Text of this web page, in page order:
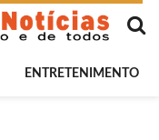
ENTRETENIMENTO